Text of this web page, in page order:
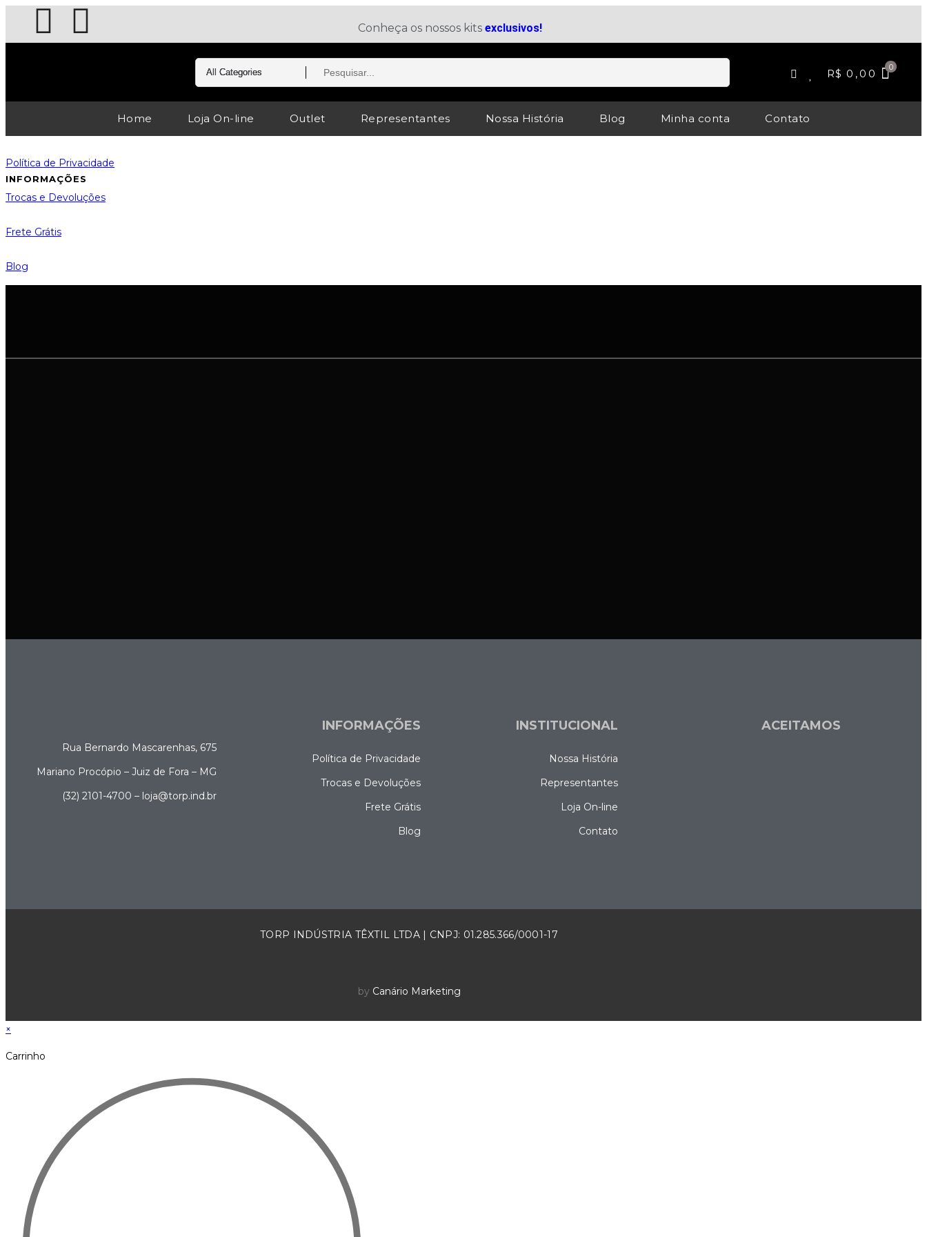
Conheça os nossos kitsexclusivos!
R$ 0,00
Home Loja On-line Outlet Representantes Nossa História Blog Minha conta Contato
INFORMAÇÕES
Política de Privacidade
Trocas e Devoluções
Frete Grátis
Blog
Rua Bernardo Mascarenhas, 675
Mariano Procópio – Juiz de Fora – MG
(32) 2101-4700 – loja@torp.ind.br
INFORMAÇÕES
Política de Privacidade
Trocas e Devoluções
Frete Grátis
Blog
INSTITUCIONAL
Nossa História
Representantes
Loja On-line
Contato
ACEITAMOS
TORP INDÚSTRIA TÊXTIL LTDA | CNPJ: 01.285.366/0001-17
by Canário Marketing
×
Carrinho